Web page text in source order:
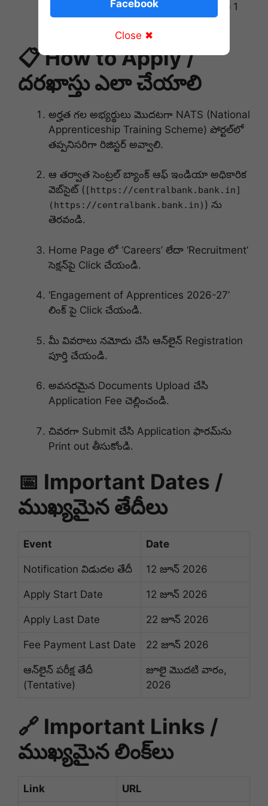
చెల్లించడం జరుగుతుంది. ట్రైనింగ్ కాలపరిమితి 1
📋 How to Apply /
దరఖాస్తు ఎలా చేయాలి
అర్హత గల అభ్యర్థులు మొదటగా NATS (National
Apprenticeship Training Scheme) పోర్టల్‌లో
తప్పనిసరిగా రిజిస్టర్ అవ్వాలి.
ఆ తర్వాత సెంట్రల్ బ్యాంక్ ఆఫ్ ఇండియా అధికారిక
వెబ్‌సైట్ ( [https://centralbank.bank.in]
(https://centralbank.bank.in) ) ను
తెరవండి.
Home Page లో ‘Careers’ లేదా ‘Recruitment’
సెక్షన్‌పై Click చేయండి.
‘Engagement of Apprentices 2026-27’
లింక్ పై Click చేయండి.
మీ వివరాలు నమోదు చేసి ఆన్‌లైన్ Registration
పూర్తి చేయండి.
అవసరమైన Documents Upload చేసి
Application Fee చెల్లించండి.
చివరగా Submit చేసి Application ఫారమ్‌ను
Print out తీసుకోండి.
📅 Important Dates /
ముఖ్యమైన తేదీలు
Event Date
Notification విడుదల తేదీ 12 జూన్ 2026
Apply Start Date 12 జూన్ 2026
Apply Last Date 22 జూన్ 2026
Fee Payment Last Date 22 జూన్ 2026
ఆన్‌లైన్ పరీక్ష తేదీ
(Tentative)
జూలై మొదటి వారం,
2026
🔗 Important Links /
ముఖ్యమైన లింక్‌లు
Link URL
Facebook
Close ✖